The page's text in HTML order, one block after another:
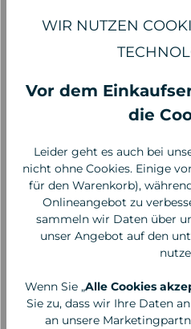
Vetiver Geranium, 40 g
Tube
WIR NUTZEN
Vor dem
die
Leider geht es auch bei
nicht ohne Cookies. Einige
für den Warenkorb),
Onlineangebot zu
sammeln wir Daten über
unser Angebot auf den
Wenn Sie „Alle Cookies
Sie zu, dass wir Ihre Daten
an unsere